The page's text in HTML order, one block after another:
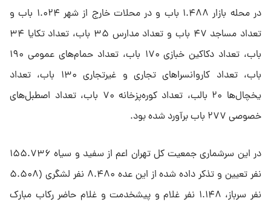
در محله بازار ۱.۴۸۸ باب و در محلات خارج از شهر ۱.۰۲۴ باب و
تعداد مساجد ۴۷ باب و تعداد مدارس ۳۵ باب، تعداد تکایا ۳۴
باب، تعداد دکاکین خبازی ۱۷۰ باب، تعداد حمام‌های عمومی ۱۹۰
باب، تعداد کاروانسراهای تجاری و غیرتجاری ۱۳۰ باب، تعداد
یخچال‌ها ۲۰ بالب، تعداد کوره‌پزخانه‌ ۷۰ باب، تعداد اصطبل‌های
خصوصی ۲۷۷ باب برآورد شده بود.
در این سرشماری جمعیت کل تهران اعم از سفید و سیاه ۱۵۵.۷۳۶
نفر تعیین و تذکر داده شده از این عده ۸.۴۸۰ نفر لشگری (۵.۵۰۸
نفر سرباز، ۱.۱۴۸ نفر غلام و پیشخدمت و غلام حاضر رکاب مبارک